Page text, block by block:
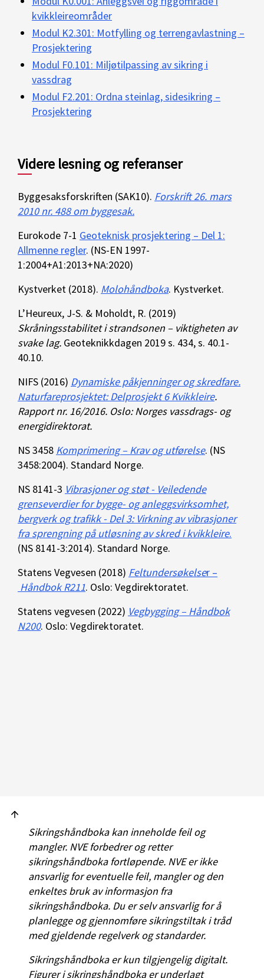
kvikkleireområder
Modul K2.301: Motfylling og terrengavlastning –
Prosjektering
Modul F0.101: Miljøtilpassing av sikring i
vassdrag
Modul F2.201: Ordna steinlag, sidesikring –
Prosjektering
Videre lesning og referanser
Byggesaksforskriften (SAK10). Forskrift 26. mars
2010 nr. 488 om byggesak.
Eurokode 7-1 Geoteknisk prosjektering – Del 1:
Allmenne regler. (NS-EN 1997-
1:2004+A1:2013+NA:2020)
Kystverket (2018). Molohåndboka. Kystverket.
L’Heureux, J-S. & Moholdt, R. (2019)
Skråningsstabilitet i strandsonen – viktigheten av
svake lag. Geoteknikkdagen 2019 s. 434, s. 40.1-
40.10.
NIFS (2016) Dynamiske påkjenninger og skredfare.
Naturfareprosjektet: Delprosjekt 6 Kvikkleire.
Rapport nr. 16/2016. Oslo: Norges vassdrags- og
energidirektorat.
NS 3458 Komprimering – Krav og utførelse. (NS
3458:2004). Standard Norge.
NS 8141-3 Vibrasjoner og støt - Veiledende
grenseverdier for bygge- og anleggsvirksomhet,
bergverk og trafikk - Del 3: Virkning av vibrasjoner
fra sprengning på utløsning av skred i kvikkleire.
(NS 8141-3:2014). Standard Norge.
Statens Vegvesen (2018) Feltundersøkelser –
Håndbok R211. Oslo: Vegdirektoratet.
Statens vegvesen (2022) Vegbygging – Håndbok
N200. Oslo: Vegdirektoratet.
Sikringshåndboka kan inneholde feil og
mangler. NVE forbedrer og retter
sikringshåndboka fortløpende. NVE er ikke
ansvarlig for eventuelle feil, mangler og den
enkeltes bruk av informasjon fra
sikringshåndboka. Du er selv ansvarlig for å
planlegge og gjennomføre sikringstiltak i tråd
med gjeldende regelverk og standarder.
Sikringshåndboka er kun tilgjengelig digitalt.
Figurer i sikringshåndboka er underlagt